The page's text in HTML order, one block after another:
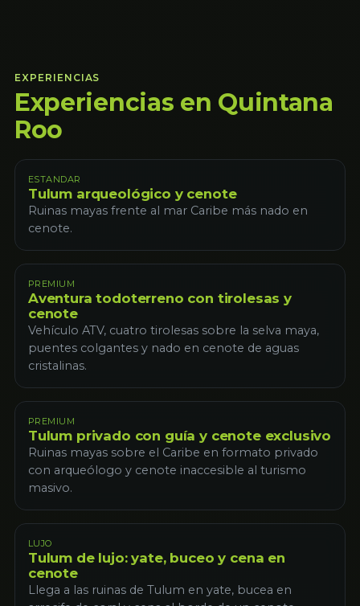
EXPERIENCIAS
Experiencias en Quintana
Roo
ESTANDAR
Tulum arqueológico y cenote
Ruinas mayas frente al mar Caribe más nado en
cenote.
PREMIUM
Aventura todoterreno con tirolesas y
cenote
Vehículo ATV, cuatro tirolesas sobre la selva maya,
puentes colgantes y nado en cenote de aguas
cristalinas.
PREMIUM
Tulum privado con guía y cenote exclusivo
Ruinas mayas sobre el Caribe en formato privado
con arqueólogo y cenote inaccesible al turismo
masivo.
LUJO
Tulum de lujo: yate, buceo y cena en
cenote
Llega a las ruinas de Tulum en yate, bucea en